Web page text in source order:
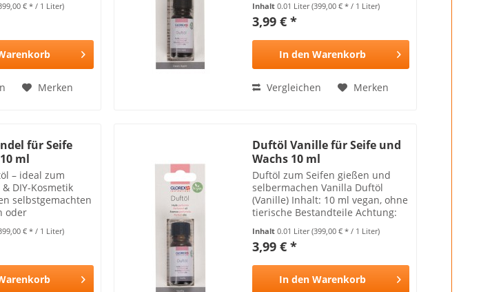
und ist
geeignet
€ * / 1 Liter)
Merken
Hautallergien hervorrufen und ist
nicht für Kinder geeignet
Inhalt0.01 Liter(399,00 € * / 1 Liter)
3,99 € *
In den Warenkorb
Vergleichen Merken
für Seife
ml
– ideal zum
DIY-Kosmetik
selbstgemachten
oder
natürlichen Duft
€ * / 1 Liter)
Duftöl Vanille für Seife und
Wachs 10 ml
Duftöl zum Seifen gießen und
selbermachen Vanilla Duftöl
(Vanille) Inhalt: 10 ml vegan, ohne
tierische Bestandteile Achtung:
und ist nicht für Kinder geeignet
Inhalt0.01 Liter(399,00 € * / 1 Liter)
3,99 € *
In den Warenkorb